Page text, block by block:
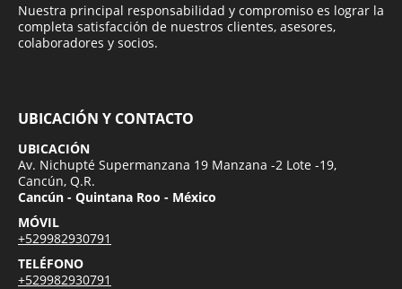
Nuestra principal responsabilidad y compromiso es lograr la
completa satisfacción de nuestros clientes, asesores,
colaboradores y socios.
UBICACIÓN Y CONTACTO
UBICACIÓN
Av. Nichupté Supermanzana 19 Manzana -2 Lote -19,
Cancún, Q.R.
Cancún - Quintana Roo - México
MÓVIL
+529982930791
TELÉFONO
+529982930791